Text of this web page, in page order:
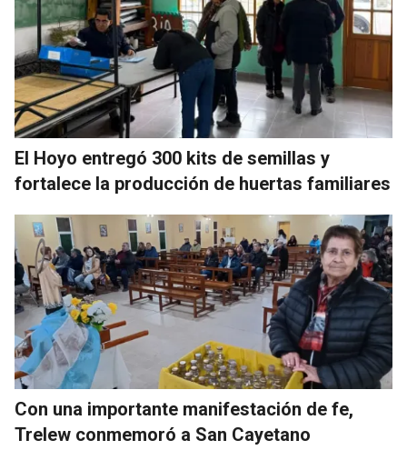
El Hoyo entregó 300 kits de semillas y
fortalece la producción de huertas familiares
Con una importante manifestación de fe,
Trelew conmemoró a San Cayetano